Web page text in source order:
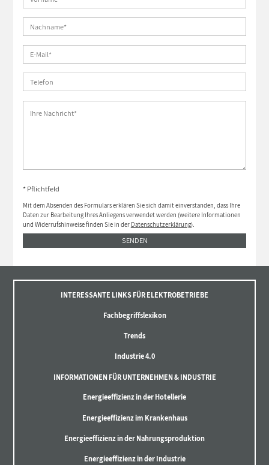
* Pflichtfeld
Mit dem Absenden des Formulars erklären Sie sich damit einverstanden, dass Ihre
Daten zur Bearbeitung Ihres Anliegens verwendet werden (weitere Informationen
und Widerrufshinweise finden Sie in der Datenschutzerklärung).
SENDEN
INTERESSANTE LINKS FÜR ELEKTROBETRIEBE
Fachbegriffslexikon
Trends
Industrie 4.0
INFORMATIONEN FÜR UNTERNEHMEN & INDUSTRIE
Energieeffizienz in der Hotellerie
Energieeffizienz im Krankenhaus
Energieeffizienz in der Nahrungsproduktion
Energieeffizienz in der Industrie